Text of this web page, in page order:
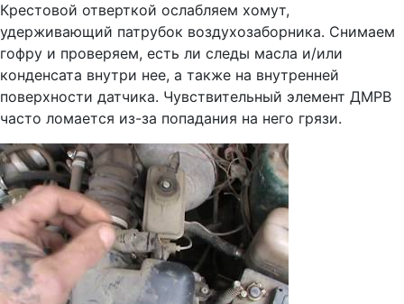
Крестовой отверткой ослабляем хомут,
удерживающий патрубок воздухозаборника. Снимаем
гофру и проверяем, есть ли следы масла и/или
конденсата внутри нее, а также на внутренней
поверхности датчика. Чувствительный элемент ДМРВ
часто ломается из-за попадания на него грязи.